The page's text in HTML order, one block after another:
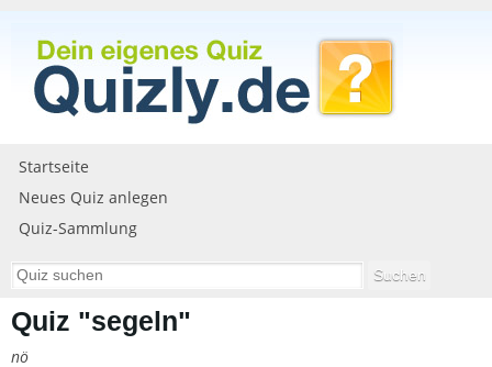
Startseite
Neues Quiz anlegen
Quiz-Sammlung
Quiz "segeln"
nö